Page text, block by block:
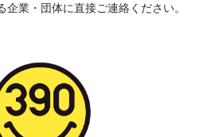
企業・団体に直接ご連絡ください。